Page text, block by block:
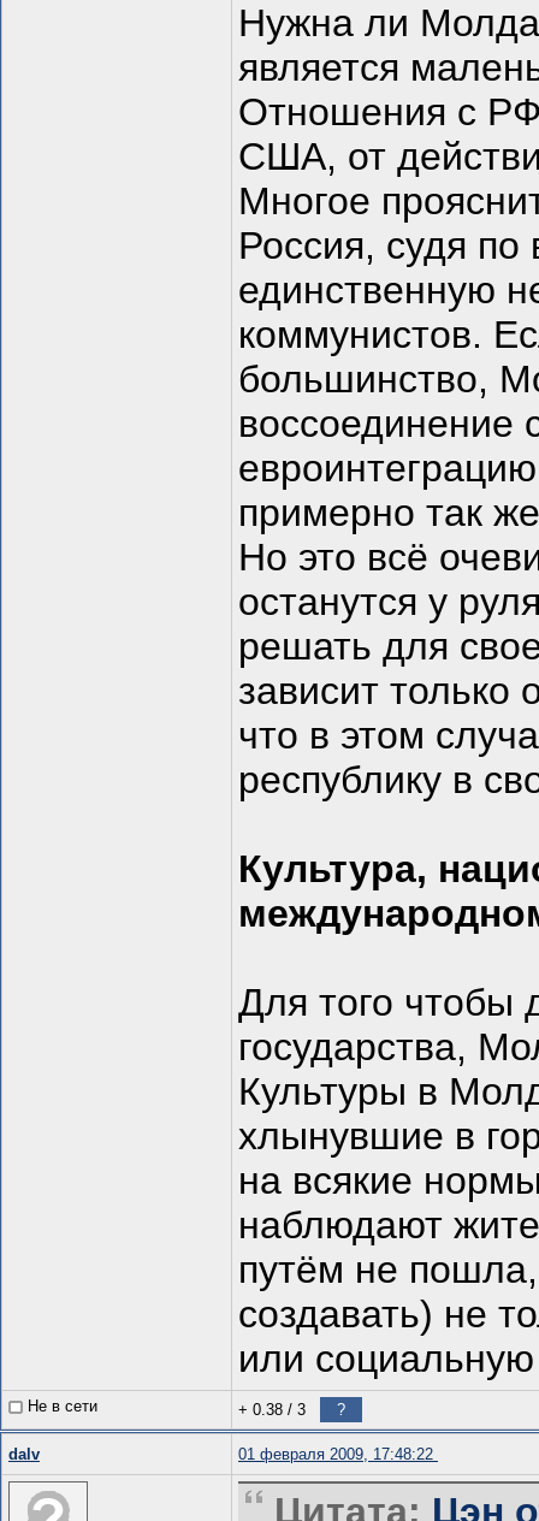
Нужна ли
является
Отношения с РФ
США, от
Многое
Россия, судя по
единственную
коммунистов.
большинство,
примерно так
Но это всё
останутся у
решать для
зависит только
что в этом
республику в
Культура,
Для того чтобы
государства,
Культуры в
хлынувшие в
на всякие
наблюдают
путём не
создавать) не
или
Не в сети + 0.38 / 3 ?
dalv 01 февраля 2009, 17:48:22
Цитата: Цэн